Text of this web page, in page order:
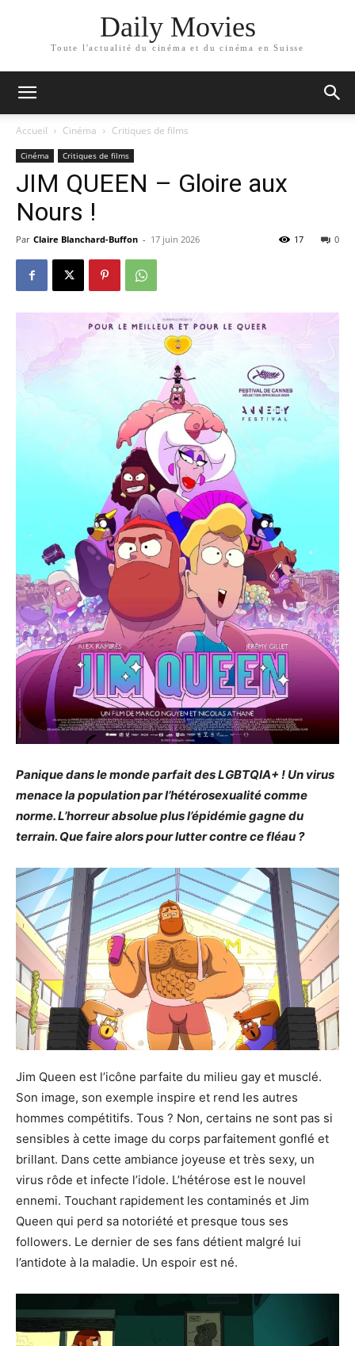
Daily Movies
Toute l'actualité du cinéma et du cinéma en Suisse
Accueil Cinéma Critiques de films
Cinéma Critiques de films
JIM QUEEN – Gloire aux
Nours !
Par Claire Blanchard-Buffon - 17 juin 2026 0
17
Panique dans le monde parfait des LGBTQIA+ ! Un virus
menace la population par l’hétérosexualité comme
norme. L’horreur absolue plus l’épidémie gagne du
terrain. Que faire alors pour lutter contre ce fléau ?
Jim Queen est l’icône parfaite du milieu gay et musclé.
Son image, son exemple inspire et rend les autres
hommes compétitifs. Tous ? Non, certains ne sont pas si
sensibles à cette image du corps parfaitement gonflé et
brillant. Dans cette ambiance joyeuse et très sexy, un
virus rôde et infecte l’idole. L’hétérose est le nouvel
ennemi. Touchant rapidement les contaminés et Jim
Queen qui perd sa notoriété et presque tous ses
followers. Le dernier de ses fans détient malgré lui
l’antidote à la maladie. Un espoir est né.